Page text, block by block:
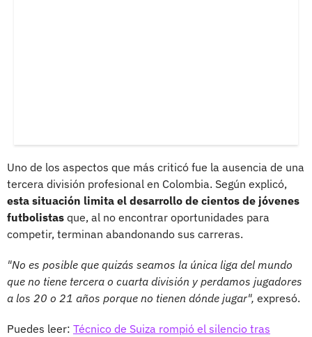
Uno de los aspectos que más criticó fue la ausencia de una
tercera división profesional en Colombia. Según explicó,
esta situación limita el desarrollo de cientos de jóvenes
futbolistas que, al no encontrar oportunidades para
competir, terminan abandonando sus carreras.
"No es posible que quizás seamos la única liga del mundo
que no tiene tercera o cuarta división y perdamos jugadores
a los 20 o 21 años porque no tienen dónde jugar", expresó.
Puedes leer: Técnico de Suiza rompió el silencio tras